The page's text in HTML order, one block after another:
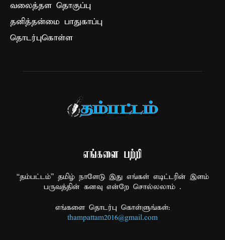
வலைத்தள தொகுப்பு
தனித்தன்மை பாதுகாப்பு
தொடர்புகொள்ள
எங்களை பற்றி
“தம்பட்டம்” தமிழ் நாளேடு இது எங்கள் எடிட்டரின் இளம்
பருவத்தின் கனவு என்றே சொல்லலாம் .
எங்களை தொடர்பு கொள்ளுங்கள்:
thampattam2016@gmail.com